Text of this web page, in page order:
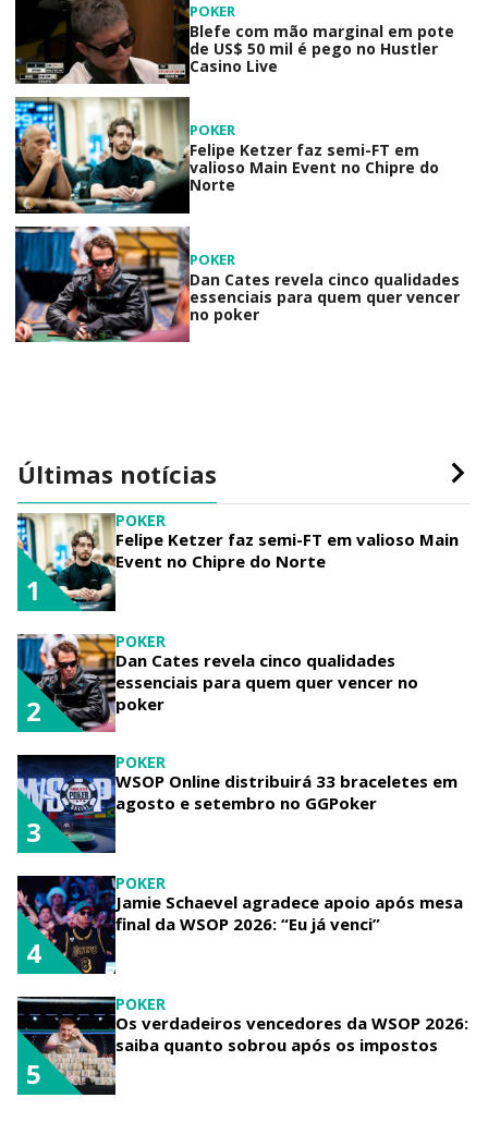
POKER
Blefe com mão marginal em pote
de US$ 50 mil é pego no Hustler
Casino Live
POKER
Felipe Ketzer faz semi-FT em
valioso Main Event no Chipre do
Norte
POKER
Dan Cates revela cinco qualidades
essenciais para quem quer vencer
no poker
Últimas notícias
POKER
Felipe Ketzer faz semi-FT em valioso Main
Event no Chipre do Norte
1
POKER
Dan Cates revela cinco qualidades
essenciais para quem quer vencer no
poker
2
POKER
WSOP Online distribuirá 33 braceletes em
agosto e setembro no GGPoker
3
POKER
Jamie Schaevel agradece apoio após mesa
final da WSOP 2026: “Eu já venci”
4
POKER
Os verdadeiros vencedores da WSOP 2026:
saiba quanto sobrou após os impostos
5